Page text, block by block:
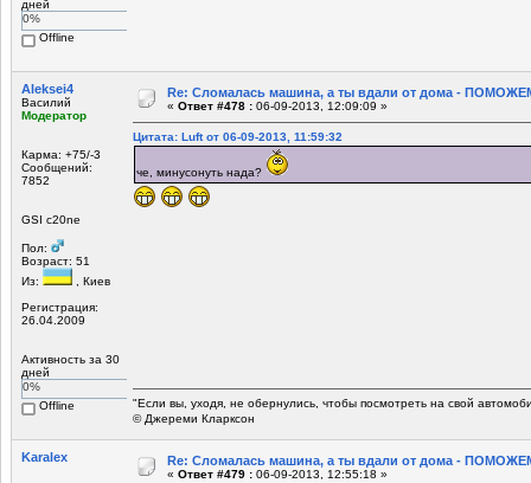
дней
0%
Offline
Aleksei4
Василий
Модератор
Карма: +75/-3
Сообщений:
7852
GSI c20ne
Пол:
Возраст: 51
Из:
, Киев
Регистрация:
26.04.2009
Активность за 30
дней
0%
Offline
Re: Сломалась машина, а ты вдали от дома -
« Ответ #478 : 06-09-2013, 12:09:09 »
Цитата: Luft от 06-09-2013, 11:59:32
че, минусонуть нада?
"Если вы, уходя, не обернулись, чтобы посмотреть на свой
© Джереми Кларксон
Karalex Re: Сломалась машина, а ты вдали от дома -
« Ответ #479 : 06-09-2013, 12:55:18 »